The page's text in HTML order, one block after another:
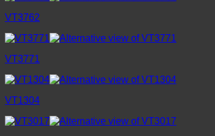
VT3762
VT3771
VT1304